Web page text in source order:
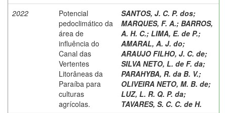
2022
Potencial
pedoclimático da
área de
influência do
Canal das
Vertentes
Litorâneas da
Paraíba para
culturas
agrícolas.
SANTOS, J. C. P. dos;
MARQUES, F. A.; BARROS,
A. H. C.; LIMA, E. de P.;
AMARAL, A. J. do;
ARAUJO FILHO, J. C. de;
SILVA NETO, L. de F. da;
PARAHYBA, R. da B. V.;
OLIVEIRA NETO, M. B. de;
LUZ, L. R. Q. P. da;
TAVARES, S. C. C. de H.